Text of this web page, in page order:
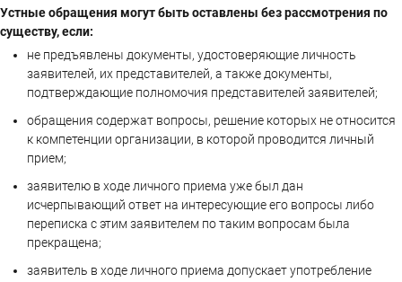
Устные обращения могут быть оставлены без рассмотрения по
существу, если:
не предъявлены документы, удостоверяющие личность
заявителей, их представителей, а также документы,
подтверждающие полномочия представителей заявителей;
обращения содержат вопросы, решение которых не относится
к компетенции организации, в которой проводится личный
прием;
заявителю в ходе личного приема уже был дан
исчерпывающий ответ на интересующие его вопросы либо
переписка с этим заявителем по таким вопросам была
прекращена;
заявитель в ходе личного приема допускает употребление